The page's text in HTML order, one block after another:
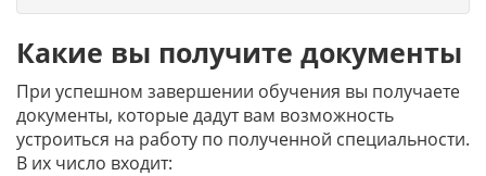
Какие вы получите документы
При успешном завершении обучения вы получаете
документы, которые дадут вам возможность
устроиться на работу по полученной специальности.
В их число входит: